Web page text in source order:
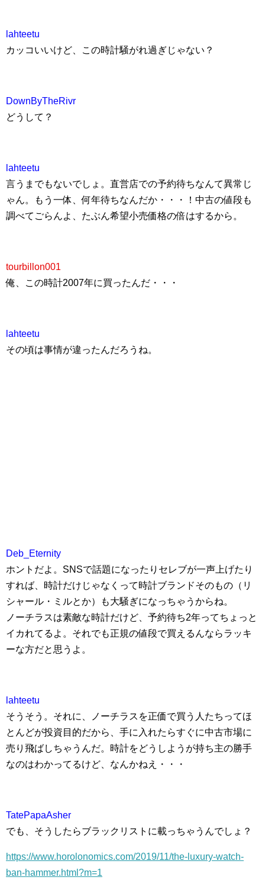
lahteetu
カッコいいけど、この時計騒がれ過ぎじゃない？
DownByTheRivr
どうして？
lahteetu
言うまでもないでしょ。直営店での予約待ちなんて異常じ
ゃん。もう一体、何年待ちなんだか・・・！中古の値段も
調べてごらんよ、たぶん希望小売価格の倍はするから。
tourbillon001
俺、この時計2007年に買ったんだ・・・
lahteetu
その頃は事情が違ったんだろうね。
Deb_Eternity
ホントだよ。SNSで話題になったりセレブが一声上げたり
すれば、時計だけじゃなくって時計ブランドそのもの（リ
シャール・ミルとか）も大騒ぎになっちゃうからね。
ノーチラスは素敵な時計だけど、予約待ち2年ってちょっと
イカれてるよ。それでも正規の値段で買えるんならラッキ
ーな方だと思うよ。
lahteetu
そうそう。それに、ノーチラスを正価で買う人たちってほ
とんどが投資目的だから、手に入れたらすぐに中古市場に
売り飛ばしちゃうんだ。時計をどうしようが持ち主の勝手
なのはわかってるけど、なんかねえ・・・
TatePapaAsher
でも、そうしたらブラックリストに載っちゃうんでしょ？
https://www.horolonomics.com/2019/11/the-luxury-watch-
ban-hammer.html?m=1